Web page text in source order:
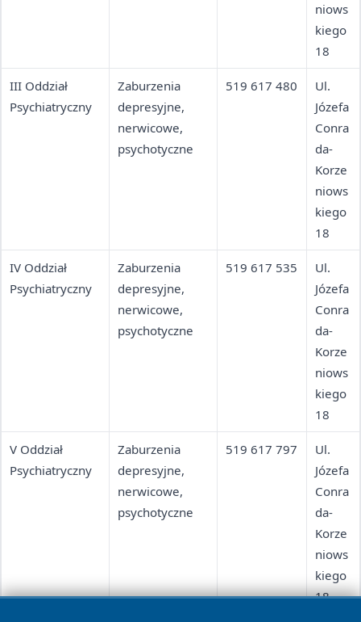
niows
kiego
18
III Oddział
Psychiatryczny
Zaburzenia
depresyjne,
nerwicowe,
psychotyczne
519 617 480
Ul.
Józefa
Conra
da-
Korze
niows
kiego
18
IV Oddział
Psychiatryczny
Zaburzenia
depresyjne,
nerwicowe,
psychotyczne
519 617 535
Ul.
Józefa
Conra
da-
Korze
niows
kiego
18
V Oddział
Psychiatryczny
Zaburzenia
depresyjne,
nerwicowe,
psychotyczne
519 617 797
Ul.
Józefa
Conra
da-
Korze
niows
kiego
18